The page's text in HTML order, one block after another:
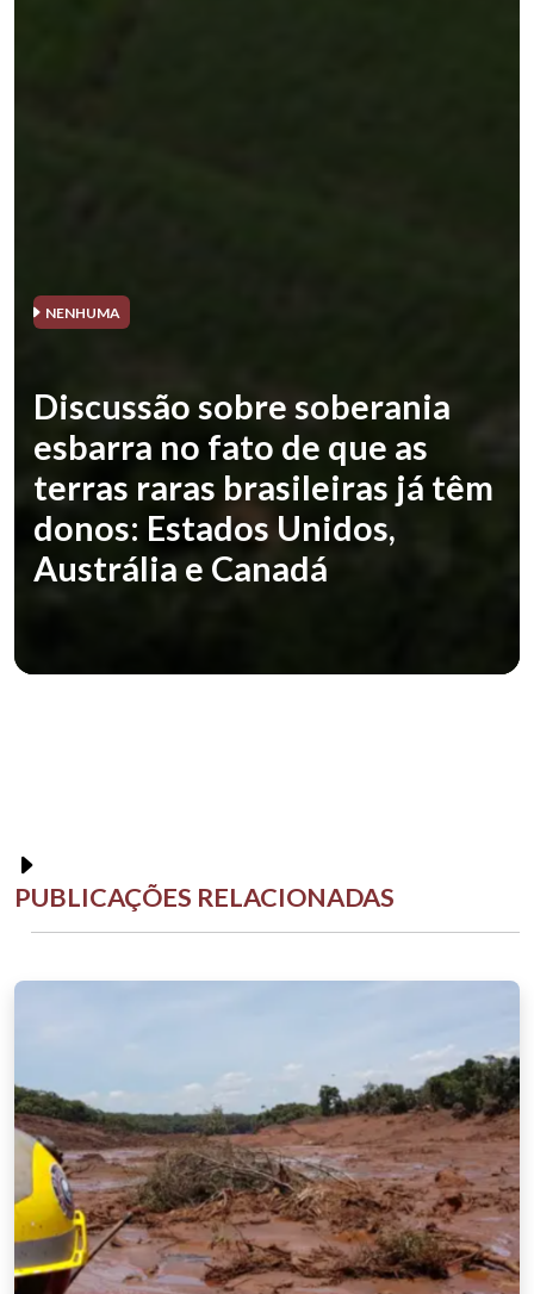
NENHUMA
Discussão sobre soberania
esbarra no fato de que as
terras raras brasileiras já têm
donos: Estados Unidos,
Austrália e Canadá
PUBLICAÇÕES RELACIONADAS